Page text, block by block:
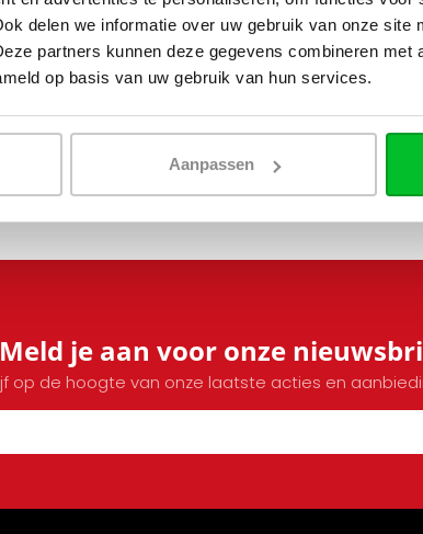
delen we informatie over uw gebruik van onze site
partners kunnen deze gegevens combineren met
op basis van uw gebruik van hun services.
Aanpassen
Meld je aan voor onze
op de hoogte van onze laatste acties en